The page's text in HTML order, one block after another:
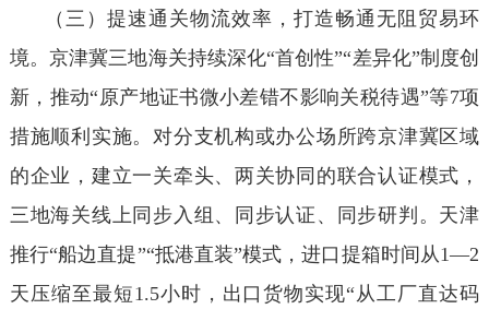
（三）提速通关物流效率，打造畅通无阻贸易环
境。京津冀三地海关持续深化“首创性”“差异化”制度创
新，推动“原产地证书微小差错不影响关税待遇”等7项
措施顺利实施。对分支机构或办公场所跨京津冀区域
的企业，建立一关牵头、两关协同的联合认证模式，
三地海关线上同步入组、同步认证、同步研判。天津
推行“船边直提”“抵港直装”模式，进口提箱时间从1—2
天压缩至最短1.5小时，出口货物实现“从工厂直达码